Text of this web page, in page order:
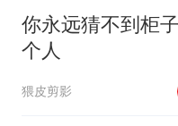
乐
你永远猜不到柜
个人
猥皮剪影